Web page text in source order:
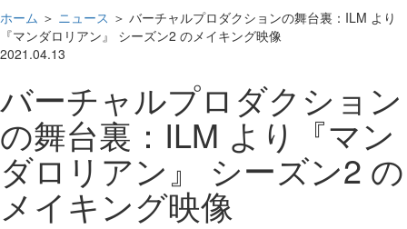
ホーム ＞ ニュース ＞ バーチャルプロダクションの舞台裏：ILM より
『マンダロリアン』 シーズン2 のメイキング映像
2021.04.13
バーチャルプロダクション
の舞台裏：ILM より『マン
ダロリアン』 シーズン2 の
メイキング映像